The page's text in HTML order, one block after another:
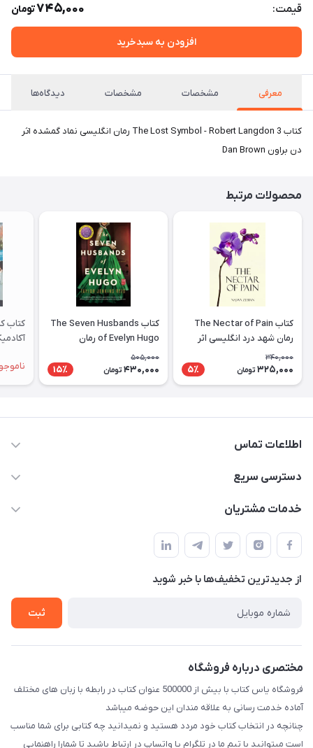
قیمت: 745,000تومان
افزودن به سبدخرید
معرفی مشخصات مشخصات دیدگاه‌ها
کتاب The Lost Symbol - Robert Langdon 3 رمان انگلیسی نماد گمشده اثر
دن براون Dan Brown
محصولات مرتبط
کتاب The Nectar of Pain
رمان شهد درد انگلیسی اثر
نجوا زبیان Najwa Zebian
340,000
325,000 تومان 5٪
کتاب The Seven Husbands
of Evelyn Hugo رمان
انگلیسی هفت همسر اویلین
هوگو اثر Taylor Jenkins
Reid
505,000
430,000 تومان 15٪
کتاب
اطلاعات تماس
09371742423
طبقه بالای دنیای لبنیات (مراجعه حضوری فقط در صورت هماهنگی
قبلی با شماره ۰۹۳۷۱۷۴۲۴۲۳ امکان پذیر است)
دسترسی سریع
حساب کاربری
لیست محصولات
درباره ما
خدمات مشتریان
قوانین و مقررات
حریم خصوصی
راهنما
از جدید‌ترین تخفیف‌ها با‌ خبر شوید
ثبت
مختصری درباره فروشگاه
فروشگاه یاس کتاب با بیش از 500000 عنوان کتاب در رابطه با زبان های مختلف
آماده خدمت رسانی به علاقه مندان این حوضه میباشد
چنانچه در انتخاب کتاب خود مردد هستید و نمیدانید چه کتابی برای شما مناسب
است میتوانید با تیم ما در تلگرام یا واتساپ در ارتباط باشید تا شما‌را راهنمایی